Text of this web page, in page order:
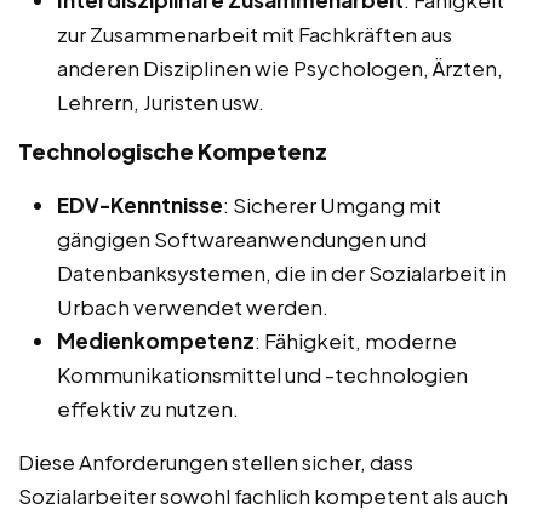
zur Zusammenarbeit mit Fachkräften aus
anderen Disziplinen wie Psychologen, Ärzten,
Lehrern, Juristen usw.
Technologische Kompetenz
EDV-Kenntnisse: Sicherer Umgang mit
gängigen Softwareanwendungen und
Datenbanksystemen, die in der Sozialarbeit in
Urbach verwendet werden.
Medienkompetenz: Fähigkeit, moderne
Kommunikationsmittel und -technologien
effektiv zu nutzen.
Diese Anforderungen stellen sicher, dass
Sozialarbeiter sowohl fachlich kompetent als auch